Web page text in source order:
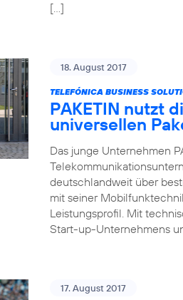
[…]
18. August 2017
TELEFÓNICA BUSINESS
PAKETIN nutzt
universellen
Das junge Unternehmen
deutschlandweit über
mit seiner
Leistungsprofil. Mit
Start-up-Unternehmens
17. August 2017